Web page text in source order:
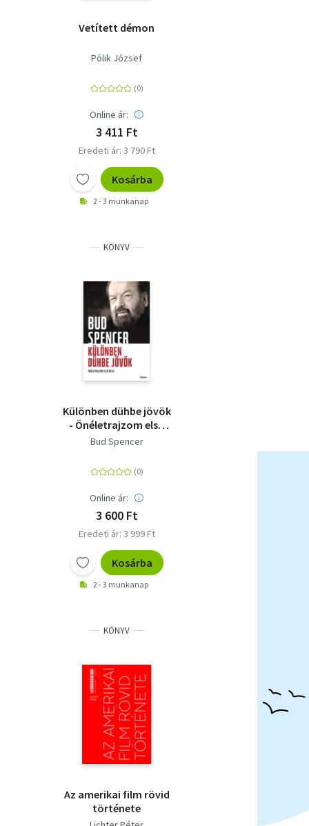
Vetített démon
Pólik József
Online ár:
3 411 Ft
Eredeti ár: 3 790 Ft
Kosárba
2 - 3 munkanap
KÖNYV
Különben dühbe jövök
- Önéletrajzom első
része
Bud Spencer
Online ár:
3 600 Ft
Eredeti ár: 3 999 Ft
Kosárba
2 - 3 munkanap
KÖNYV
Az amerikai film rövid
története